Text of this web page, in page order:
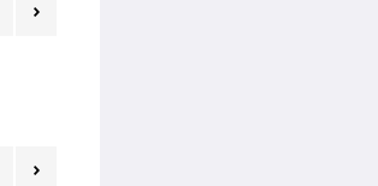

